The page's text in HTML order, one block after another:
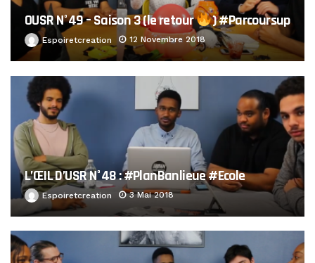
OUSR N°49 – Saison 3 (le retour ) #Parcoursup
Espoiretcreation 12 Novembre 2018
L’ŒIL D’USR N°48 : #PlanBanlieue #Ecole
Espoiretcreation 3 Mai 2018